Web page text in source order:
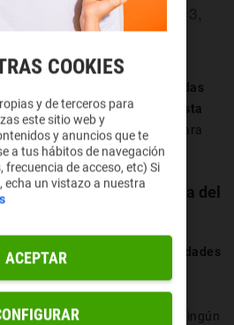
October 3,
igual donde estés, porque
todas
tienen cines adheridos a esta
de confianza ¡y prepárate para
para disfrutar de la Fiesta del
del Cine? Pues
hay novedades
la mecánica
ni pedir acreditaciones
en ningún
COOKIES
y de terceros para
este sitio web y
y anuncios que te
a tus hábitos de navegación
frecuencia de acceso, etc) Si
echa un vistazo a nuestra
ACEPTAR